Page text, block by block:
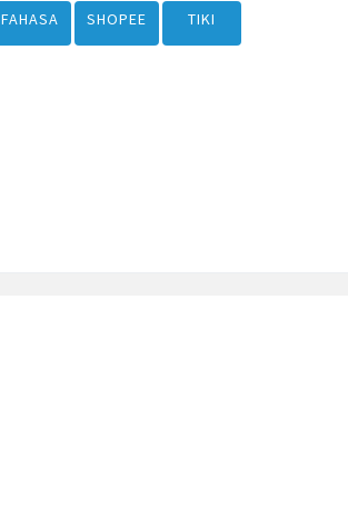
FAHASA SHOPEE TIKI